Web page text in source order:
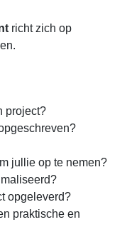
richt zich op
project?
jullie op te nemen?
opgeleverd?
praktische en